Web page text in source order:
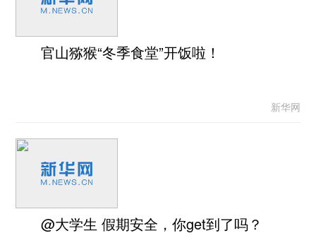
官山猕猴“冬季食堂”开饭啦！
新华网
@大学生 假期安全，你get到了吗？